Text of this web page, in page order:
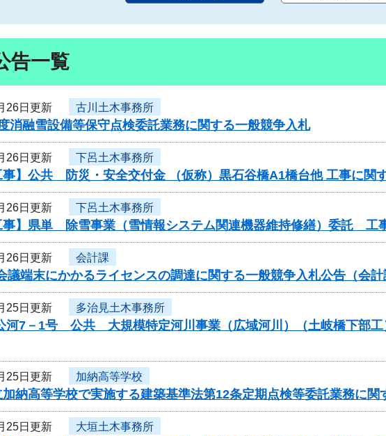
告一覧
26日更新 古川土木事務所
消融雪設備等保守点検委託業務に関する一般競争入札
26日更新 下呂土木事務所
事】公共 防災・安全交付金 （仮称）黒石谷橋A1橋台他 工事に関
26日更新 下呂土木事務所
事】県単 除雪事業（雪情報システム関連機器維持修繕）委託 工
26日更新 会計課
議端末にかかるライセンスの調達に関する一般競争入札公告（会計
25日更新 多治見土木事務所
河7－1号 公共 大規模特定河川事業（広域河川）（土岐橋下部工
25日更新 加納高等学校
納高等学校で実施する建築基準法第12条定期点検等委託業務に関
25日更新 大垣土木事務所